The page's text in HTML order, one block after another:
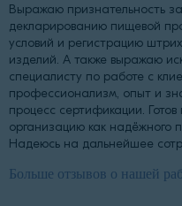
Выражаю признательность
декларированию пищевой
условий и регистрацию
изделий. А также выражаю
специалисту по работе с
профессионализм, опыт и
процесс сертификации.
организацию как надёжного
Надеюсь на дальнейшее
Больше отзывов о нашей